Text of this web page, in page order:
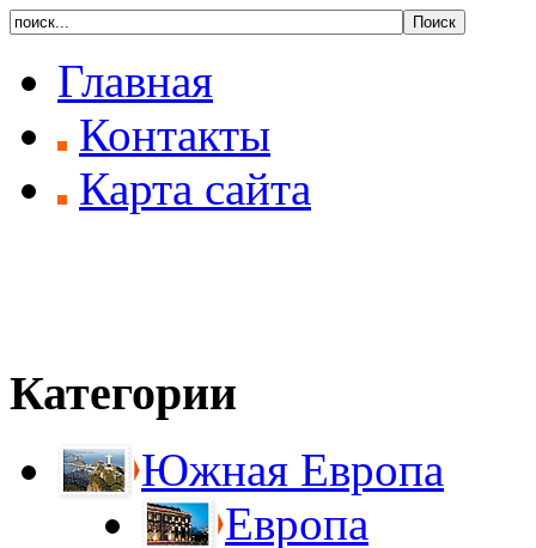
Главная
Контакты
Карта сайта
Категории
Южная Европа
Европа